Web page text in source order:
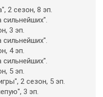
2 ceзoн, 8 эп.
3 эп.
4 эп.
5 эп.
2 ceзoн, 5 эп.
3 эп.